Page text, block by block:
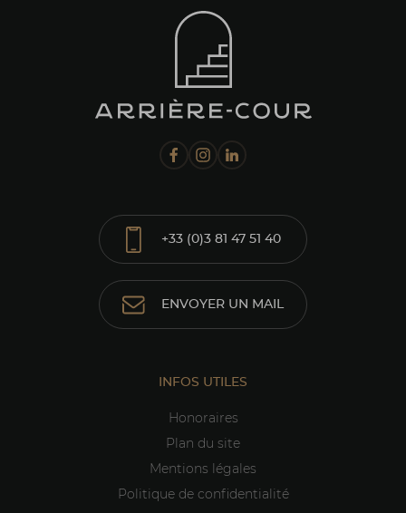
+33 (0)3 81 47 51 40
ENVOYER UN MAIL
INFOS UTILES
Honoraires
Plan du site
Mentions légales
Politique de confidentialité